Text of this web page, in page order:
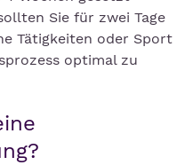
Sie für zwei Tage
Tätigkeiten oder Sport
optimal zu